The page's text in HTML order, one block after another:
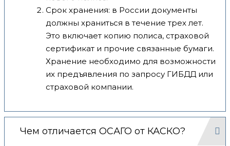
Срок хранения: в России документы
должны храниться в течение трех лет.
Это включает копию полиса, страховой
сертификат и прочие связанные бумаги.
Хранение необходимо для возможности
их предъявления по запросу ГИБДД или
страховой компании.
Чем отличается ОСАГО от КАСКО?